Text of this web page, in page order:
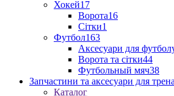
Хокей17
Ворота16
Сітки1
Футбол163
Аксесуари для
Ворота та сітки44
Футбольный мяч38
Запчастини та аксесуари для
Каталог